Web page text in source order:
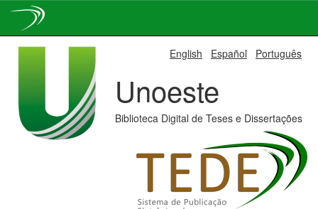
English Español Português
Unoeste
Biblioteca Digital de Teses e Dissertações